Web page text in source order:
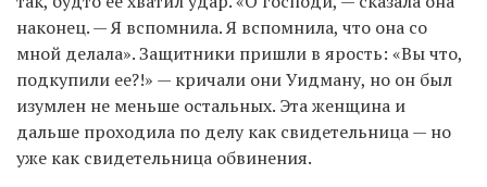
наконец. — Я вспомнила. Я вспомнила, что она со
мной делала». Защитники пришли в ярость: «Вы что,
подкупили ее?!» — кричали они Уидману, но он был
изумлен не меньше остальных. Эта женщина и
дальше проходила по делу как свидетельница — но
уже как свидетельница обвинения.